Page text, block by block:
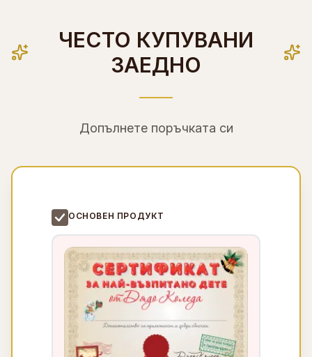
ЧЕСТО КУПУВАНИ
ЗАЕДНО
Допълнете поръчката си
ОСНОВЕН ПРОДУКТ